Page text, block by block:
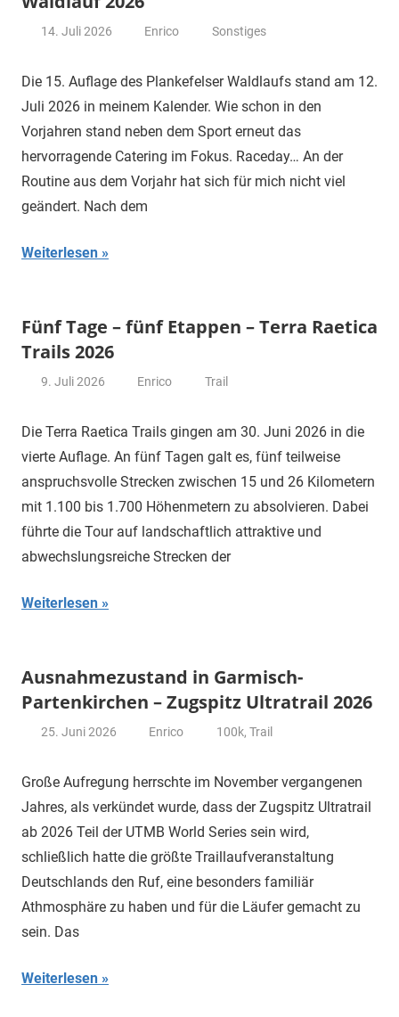
14. Juli 2026 Enrico Sonstiges
Die 15. Auflage des Plankefelser Waldlaufs stand am 12.
Juli 2026 in meinem Kalender. Wie schon in den
Vorjahren stand neben dem Sport erneut das
hervorragende Catering im Fokus. Raceday… An der
Routine aus dem Vorjahr hat sich für mich nicht viel
geändert. Nach dem
Weiterlesen
Fünf Tage – fünf Etappen – Terra Raetica
Trails 2026
9. Juli 2026 Enrico Trail
Die Terra Raetica Trails gingen am 30. Juni 2026 in die
vierte Auflage. An fünf Tagen galt es, fünf teilweise
anspruchsvolle Strecken zwischen 15 und 26 Kilometern
mit 1.100 bis 1.700 Höhenmetern zu absolvieren. Dabei
führte die Tour auf landschaftlich attraktive und
abwechslungsreiche Strecken der
Weiterlesen
Ausnahmezustand in Garmisch-
Partenkirchen – Zugspitz Ultratrail 2026
25. Juni 2026 Enrico 100k, Trail
Große Aufregung herrschte im November vergangenen
Jahres, als verkündet wurde, dass der Zugspitz Ultratrail
ab 2026 Teil der UTMB World Series sein wird,
schließlich hatte die größte Traillaufveranstaltung
Deutschlands den Ruf, eine besonders familiär
Athmosphäre zu haben und für die Läufer gemacht zu
sein. Das
Weiterlesen